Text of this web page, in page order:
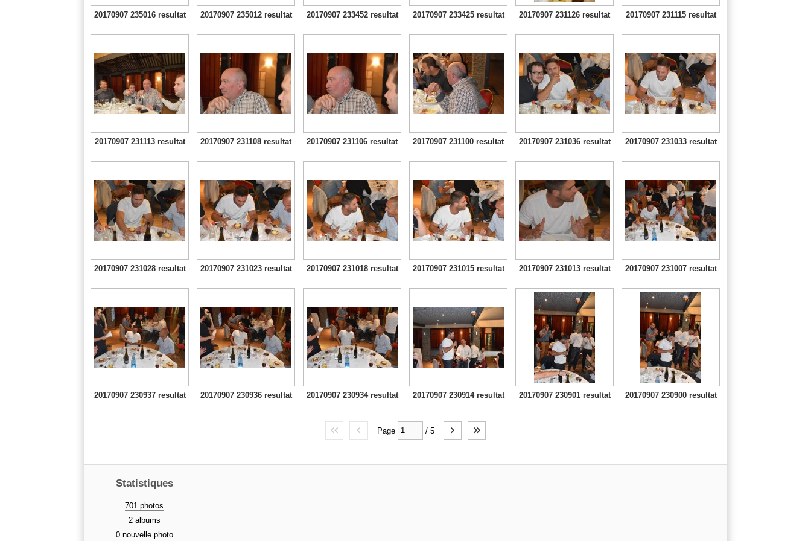
20170907 235016 resultat 20170907 235012 resultat 20170907 233452 resultat 20170907 233425 resultat 20170907 231126 resultat 20170907 231115 resultat
20170907 231113 resultat 20170907 231108 resultat 20170907 231106 resultat 20170907 231100 resultat 20170907 231036 resultat 20170907 231033 resultat
20170907 231028 resultat 20170907 231023 resultat 20170907 231018 resultat 20170907 231015 resultat 20170907 231013 resultat 20170907 231007 resultat
20170907 230937 resultat 20170907 230936 resultat 20170907 230934 resultat 20170907 230914 resultat 20170907 230901 resultat 20170907 230900 resultat
Page / 5
Statistiques
701 photos
2 albums
0 nouvelle photo